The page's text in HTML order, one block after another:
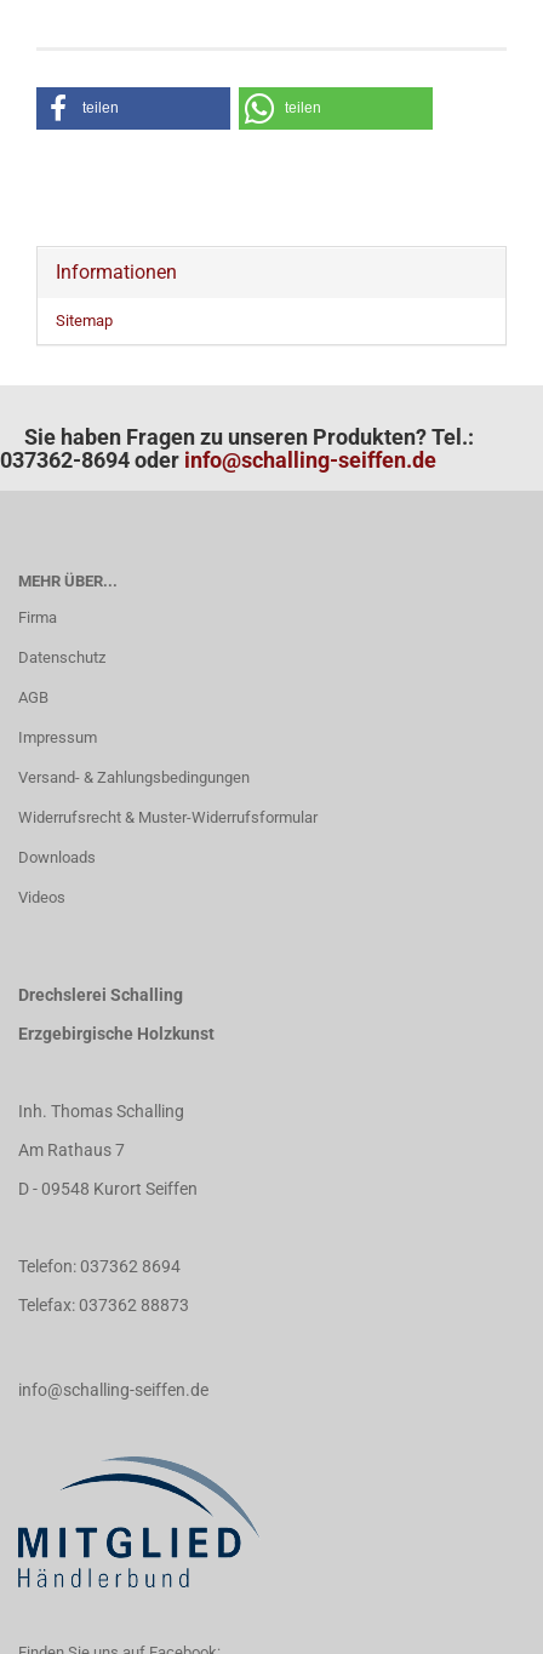
teilen teilen
Informationen
Sitemap
Sie haben Fragen zu unseren Produkten? Tel.:
037362-8694 oder info@schalling-seiffen.de
MEHR ÜBER...
Firma
Datenschutz
AGB
Impressum
Versand- & Zahlungsbedingungen
Widerrufsrecht & Muster-Widerrufsformular
Downloads
Videos
Drechslerei Schalling
Erzgebirgische Holzkunst
Inh. Thomas Schalling
Am Rathaus 7
D - 09548 Kurort Seiffen
Telefon: 037362 8694
Telefax: 037362 88873
info@schalling-seiffen.de